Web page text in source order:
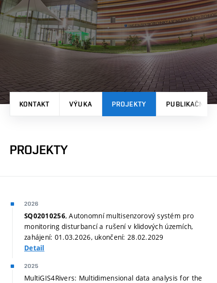
KONTAKT VÝUKA PROJEKTY PUBLIKAČNÍ
PROJEKTY
2026
SQ02010256, Autonomní multisenzorový systém pro
monitoring disturbancí a rušení v klidových územích,
zahájení: 01.03.2026, ukončení: 28.02.2029
Detail
2025
MultiGIS4Rivers: Multidimensional data analysis for the